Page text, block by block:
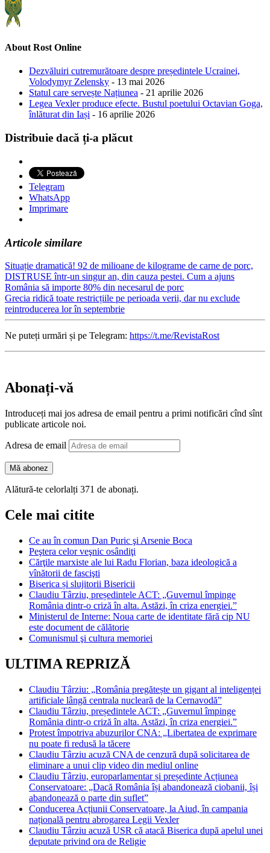
About Rost Online
Dezvăluiri cutremurătoare despre președintele Ucrainei,
Volodymyr Zelensky - 13 mai 2026
Statul care servește Națiunea - 21 aprilie 2026
Legea Vexler produce efecte. Bustul poetului Octavian Goga,
înlăturat din Iași - 16 aprilie 2026
Distribuie dacă ți-a plăcut
Telegram
WhatsApp
Imprimare
Articole similare
Situație dramatică! 92 de milioane de kilograme de carne de porc,
DISTRUSE într-un singur an, din cauza pestei. Cum a ajuns
România să importe 80% din necesarul de porc
Grecia ridică toate restricțiile pe perioada verii, dar nu exclude
reintroducerea lor în septembrie
Ne puteți urmări și pe Telegram: https://t.me/RevistaRost
Abonați-vă
Introduceți mai jos adresa de email pentru a primi notificări cînd sînt
publicate articole noi.
Adresa de email
Mă abonez
Alătură-te celorlalți 371 de abonați.
Cele mai citite
Ce au în comun Dan Puric şi Arsenie Boca
Peştera celor veşnic osândiţi
Cărţile marxiste ale lui Radu Florian, baza ideologică a
vînătorii de fascişti
Biserica și slujitorii Bisericii
Claudiu Târziu, președintele ACT: „Guvernul împinge
România dintr-o criză în alta. Astăzi, în criza energiei.”
Ministerul de Interne: Noua carte de identitate fără cip NU
este document de călătorie
Comunismul şi cultura memoriei
ULTIMA REPRIZĂ
Claudiu Târziu: „România pregătește un gigant al inteligenței
artificiale lângă centrala nucleară de la Cernavodă”
Claudiu Târziu, președintele ACT: „Guvernul împinge
România dintr-o criză în alta. Astăzi, în criza energiei.”
Protest împotriva abuzurilor CNA: „Libertatea de exprimare
nu poate fi redusă la tăcere
Claudiu Târziu acuză CNA de cenzură după solicitarea de
eliminare a unui clip video din mediul online
Claudiu Târziu, europarlamentar și președinte Acțiunea
Conservatoare: „Dacă România își abandonează ciobanii, își
abandonează o parte din suflet”
Conducerea Acțiunii Conservatoare, la Aiud, în campania
națională pentru abrogarea Legii Vexler
Claudiu Târziu acuză USR că atacă Biserica după apelul unei
deputate privind ora de Religie